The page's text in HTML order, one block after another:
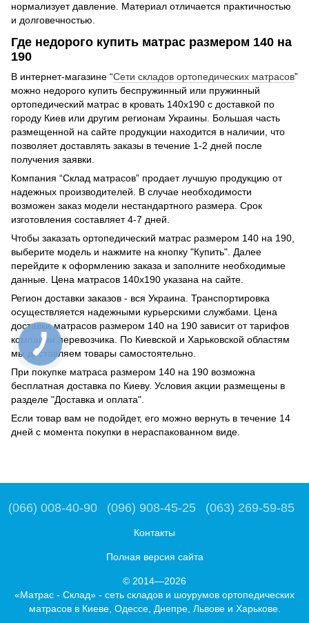
нормализует давление. Материал отличается практичностью
и долговечностью.
Где недорого купить матрас размером 140 на
190
В интернет-магазине “Сети складов ортопедических матрасов”
можно недорого купить беспружинный или пружинный
ортопедический матрас в кровать 140х190 с доставкой по
городу Киев или другим регионам Украины. Большая часть
размещенной на сайте продукции находится в наличии, что
позволяет доставлять заказы в течение 1-2 дней после
получения заявки.
Компания “Склад матрасов” продает лучшую продукцию от
надежных производителей. В случае необходимости
возможен заказ модели нестандартного размера. Срок
изготовления составляет 4-7 дней.
Чтобы заказать ортопедический матрас размером 140 на 190,
выберите модель и нажмите на кнопку "Купить". Далее
перейдите к оформлению заказа и заполните необходимые
данные. Цена матрасов 140х190 указана на сайте.
Регион доставки заказов - вся Украина. Транспортировка
осуществляется надежными курьерскими службами. Цена
доставки матрасов размером 140 на 190 зависит от тарифов
компании перевозчика. По Киевской и Харьковской областям
мы доставляем товары самостоятельно.
При покупке матраса размером 140 на 190 возможна
бесплатная доставка по Киеву. Условия акции размещены в
разделе "Доставка и оплата".
Если товар вам не подойдет, его можно вернуть в течение 14
дней с момента покупки в нераспакованном виде.
(066) 008-40-90 (096) 908-45-25 (063) 269-59-85
Контакты
Полная версия сайта
© 2014—2026
«Матрас - Склад» - сеть складов и шоурумов ортопедических
матрасов в Киеве, Одессе, Днепре, Львове и Харькове.